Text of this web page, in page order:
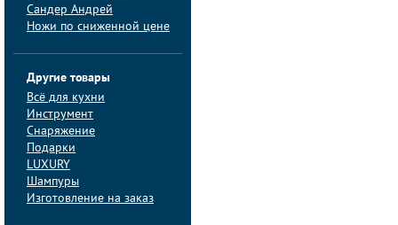
Сандер Андрей
Ножи по сниженной цене
Другие товары
Всё для кухни
Инструмент
Снаряжение
Подарки
LUXURY
Шампуры
Изготовление на заказ